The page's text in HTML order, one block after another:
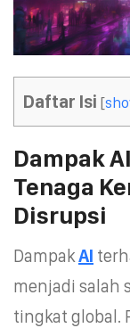
Daftar Isi [
Dampak
Tenaga
Disrupsi
DampakAI
menjadi salah
tingkat global.